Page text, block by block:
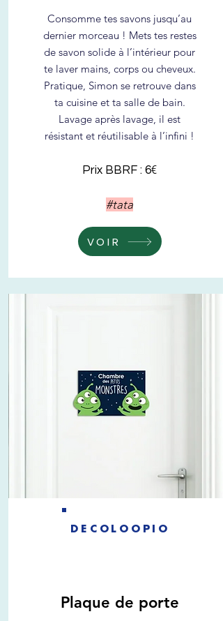
Consomme tes savons jusqu’au
dernier morceau ! Mets tes restes
de savon solide à l’intérieur pour
te laver mains, corps ou cheveux.
Pratique, Simon se retrouve dans
ta cuisine et ta salle de bain.
Lavage après lavage, il est
résistant et réutilisable à l’infini !
Prix BBRF : 6€
#tata
VOIR
DECOLOOPIO
Plaque de porte